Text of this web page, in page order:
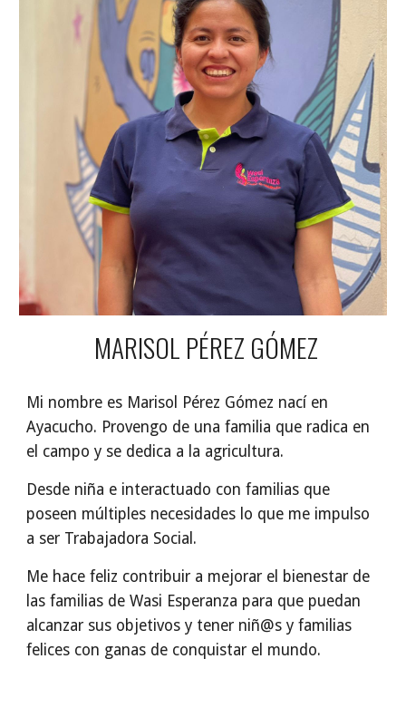
MARISOL PÉREZ GÓMEZ
Mi nombre es Marisol Pérez Gómez nací en
Ayacucho. Provengo de una familia que radica en
el campo y se dedica a la agricultura.
Desde niña e interactuado con familias que
poseen múltiples necesidades lo que me impulso
a ser Trabajadora Social.
Me hace feliz contribuir a mejorar el bienestar de
las familias de Wasi Esperanza para que puedan
alcanzar sus objetivos y tener niñ@s y familias
felices con ganas de conquistar el mundo.